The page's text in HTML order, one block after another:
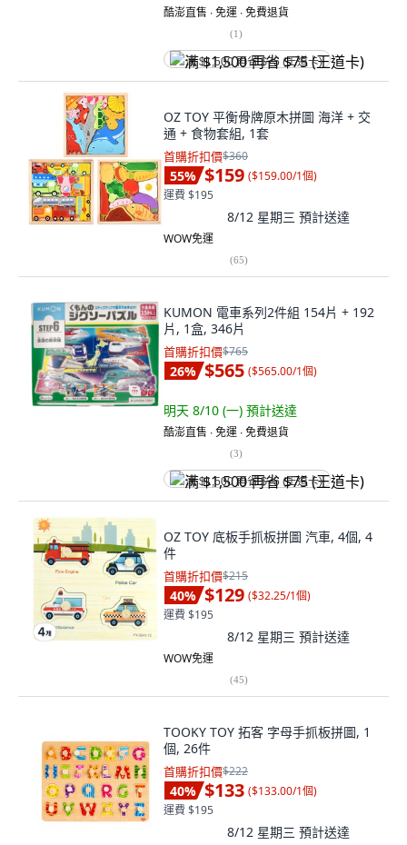
酷澎直售 ∙ 免運 ∙ 免費退貨
(1)
满 $1,500 再省 $75 (王道卡)
OZ TOY 平衡骨牌原木拼圖 海洋 + 交
通 + 食物套組, 1套
首購折扣價$360
55% $159 ($159.00/1個)
運費 $195
8/12 星期三 預計送達
WOW免運
(65)
KUMON 電車系列2件組 154片 + 192
片, 1盒, 346片
首購折扣價$765
26% $565 ($565.00/1個)
明天 8/10 (一) 預計送達
酷澎直售 ∙ 免運 ∙ 免費退貨
(3)
满 $1,500 再省 $75 (王道卡)
OZ TOY 底板手抓板拼圖 汽車, 4個, 4
件
首購折扣價$215
40% $129 ($32.25/1個)
運費 $195
8/12 星期三 預計送達
WOW免運
(45)
TOOKY TOY 拓客 字母手抓板拼圖, 1
個, 26件
首購折扣價$222
40% $133 ($133.00/1個)
運費 $195
8/12 星期三 預計送達